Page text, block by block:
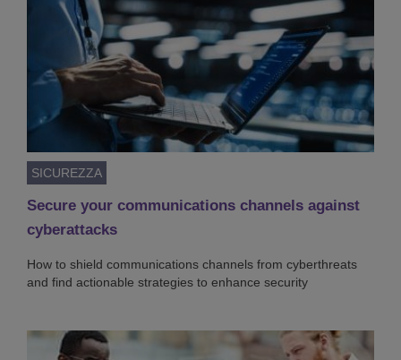
SICUREZZA
Secure your communications channels against
cyberattacks
How to shield communications channels from cyberthreats
and find actionable strategies to enhance security